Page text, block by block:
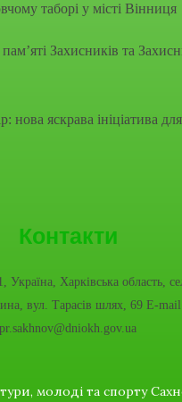
таборі у місті Вінниця
Захисників та
нова яскрава ініціатива
Контакти
Україна, Харківська область,
вул. Тарасів шлях, 69 E-
pr.sakhnov@dniokh.gov.ua
молоді та спорту